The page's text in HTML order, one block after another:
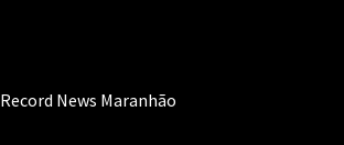
Record News Maranhão